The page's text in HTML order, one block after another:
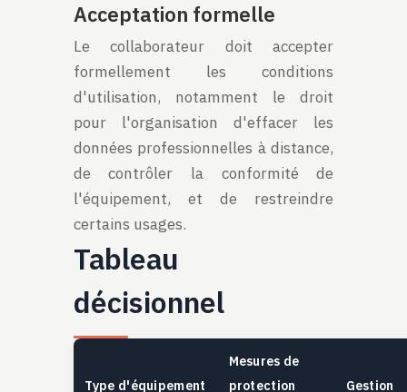
Acceptation formelle
Le collaborateur doit accepter
formellement les conditions
d'utilisation, notamment le droit
pour l'organisation d'effacer les
données professionnelles à distance,
de contrôler la conformité de
l'équipement, et de restreindre
certains usages.
Tableau
décisionnel
Type d'équipement
Mesures de
protection
Gestion